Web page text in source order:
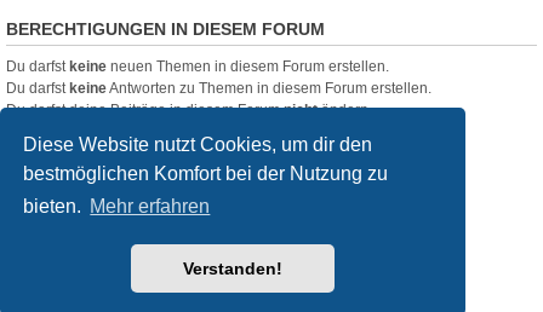
Diese Website nutzt Cookies, um dir den
bestmöglichen Komfort bei der Nutzung zu
bieten. Mehr erfahren
Verstanden!
BERECHTIGUNGEN IN DIESEM FORUM
Du darfstkeine neuen Themen in diesem Forum erstellen.
Du darfstkeineAntworten zu Themen in diesem Forum erstellen.
Du darfst deine Beiträge in diesem Forumnichtändern.
Du darfstkeineDateianhänge in diesem Forum erstellen.
Startseite Foren-Übersicht
® Forum Software © phpBB Limited
phpBB.de
created by INVENTEA & v12mike